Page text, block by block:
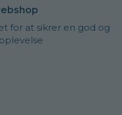
for at sikrer en god og